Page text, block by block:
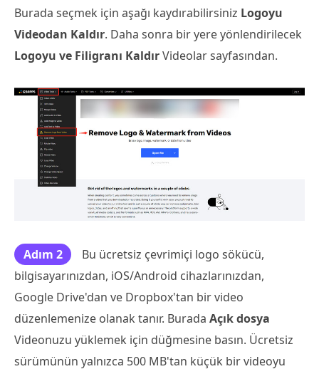
Burada seçmek için aşağı kaydırabilirsiniz Logoyu
Videodan Kaldır. Daha sonra bir yere yönlendirilecek
Logoyu ve Filigranı KaldırVideolar sayfasından.
Adım 2
Bu ücretsiz çevrimiçi logo sökücü,
bilgisayarınızdan, iOS/Android cihazlarınızdan,
Google Drive'dan ve Dropbox'tan bir video
düzenlemenize olanak tanır. Burada Açık dosya
Videonuzu yüklemek için düğmesine basın. Ücretsiz
sürümünün yalnızca 500 MB'tan küçük bir videoyu